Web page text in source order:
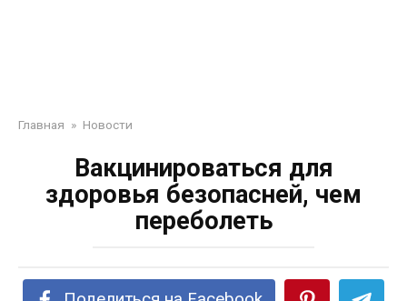
Главная » Новости
Вакцинироваться для
здоровья безопасней, чем
переболеть